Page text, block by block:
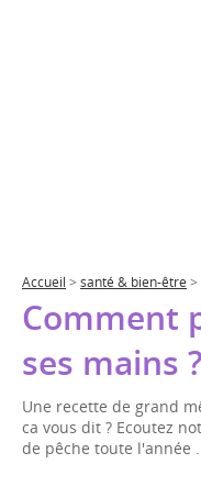
Accueil > santé & bien-être >
Comment
ses mains ?
Une recette de grand
ca vous dit ? Ecoutez
de pêche toute l'année